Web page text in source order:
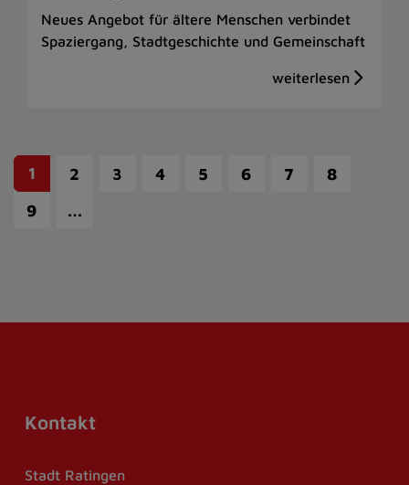
Neues Angebot für ältere Menschen verbindet
Spaziergang, Stadtgeschichte und Gemeinschaft
1 2 3 4 5 6 7
8
9
…
Kontakt
Stadt Ratingen